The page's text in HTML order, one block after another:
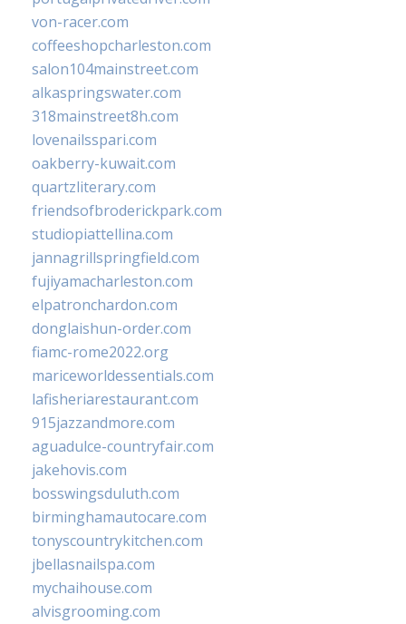
von-racer.com
coffeeshopcharleston.com
salon104mainstreet.com
alkaspringswater.com
318mainstreet8h.com
lovenailsspari.com
oakberry-kuwait.com
quartzliterary.com
friendsofbroderickpark.com
studiopiattellina.com
jannagrillspringfield.com
fujiyamacharleston.com
elpatronchardon.com
donglaishun-order.com
fiamc-rome2022.org
mariceworldessentials.com
lafisheriarestaurant.com
915jazzandmore.com
aguadulce-countryfair.com
jakehovis.com
bosswingsduluth.com
birminghamautocare.com
tonyscountrykitchen.com
jbellasnailspa.com
mychaihouse.com
alvisgrooming.com